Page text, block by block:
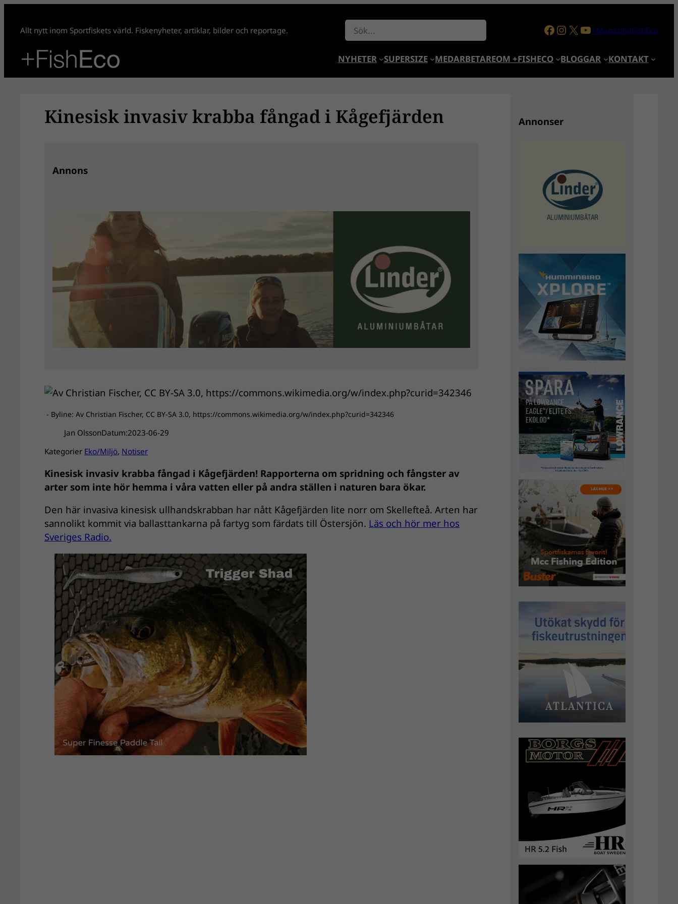
innehåll
Allt nytt inom Sportfiskets värld. Fiskenyheter, artiklar, bilder och reportage. Sök Facebook
Instagram
X YouTube
+MagazineFishEco
NYHETER SUPERSIZE MEDARBETAREOM +FISHECO BLOGGAR KONTAKT
Kinesisk invasiv krabba fångad i Kågefjärden
Annons
- Byline: Av Christian Fischer, CC BY-SA 3.0, https://commons.wikimedia.org/w/index.php?curid=342346
Jan OlssonDatum:2023-06-29
Kategorier Eko/Miljö, Notiser
Kinesisk invasiv krabba fångad i Kågefjärden! Rapporterna om spridning och fångster av
arter som inte hör hemma i våra vatten eller på andra ställen i naturen bara ökar.
Den här invasiva kinesisk ullhandskrabban har nått Kågefjärden lite norr om Skellefteå. Arten har
sannolikt kommit via ballasttankarna på fartyg som färdats till Östersjön. Läs och hör mer hos
Sveriges Radio.
Annonser